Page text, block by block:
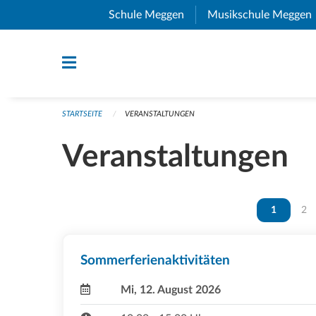
Navigation überspringen
Schule Meggen (External Link)
Musikschule Meggen
STARTSEITE VERANSTALTUNGEN
Veranstaltungen
Vous êtes
1 2
Sommerferienaktivitäten
Mi, 12. August 2026